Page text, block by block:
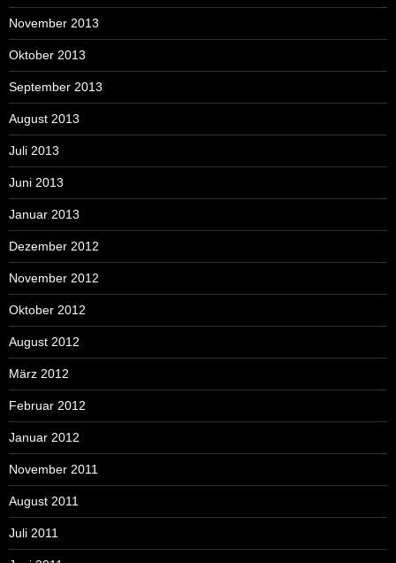
November 2013
Oktober 2013
September 2013
August 2013
Juli 2013
Juni 2013
Januar 2013
Dezember 2012
November 2012
Oktober 2012
August 2012
März 2012
Februar 2012
Januar 2012
November 2011
August 2011
Juli 2011